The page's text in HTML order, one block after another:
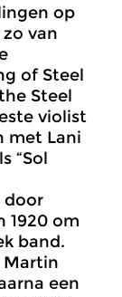
op
van
of Steel
Steel
violist
met Lani
“Sol
door
1920 om
band.
Martin
een